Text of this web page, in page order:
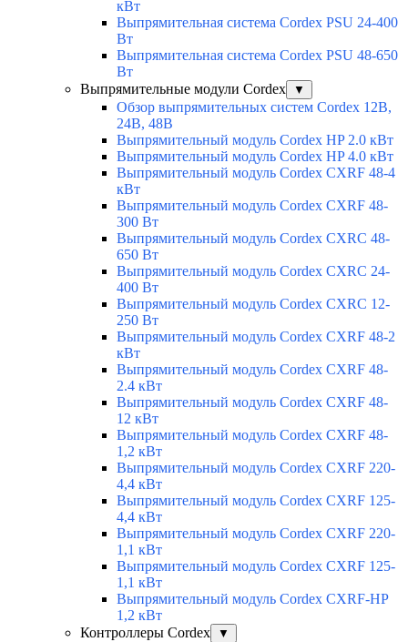
кВт
Выпрямительная система Cordex PSU 24-400
Вт
Выпрямительная система Cordex PSU 48-650
Вт
Выпрямительные модули Cordex
▼
Обзор выпрямительных систем Cordex 12В,
24В, 48В
Выпрямительный модуль Cordex HP 2.0 кВт
Выпрямительный модуль Cordex HP 4.0 кВт
Выпрямительный модуль Cordex CXRF 48-4
кВт
Выпрямительный модуль Cordex CXRF 48-
300 Вт
Выпрямительный модуль Cordex CXRС 48-
650 Вт
Выпрямительный модуль Cordex CXRС 24-
400 Вт
Выпрямительный модуль Cordex CXRС 12-
250 Вт
Выпрямительный модуль Cordex CXRF 48-2
кВт
Выпрямительный модуль Cordex CXRF 48-
2.4 кВт
Выпрямительный модуль Cordex CXRF 48-
12 кВт
Выпрямительный модуль Cordex CXRF 48-
1,2 кВт
Выпрямительный модуль Cordex CXRF 220-
4,4 кВт
Выпрямительный модуль Cordex CXRF 125-
4,4 кВт
Выпрямительный модуль Cordex CXRF 220-
1,1 кВт
Выпрямительный модуль Cordex CXRF 125-
1,1 кВт
Выпрямительный модуль Cordex CXRF-HP
1,2 кВт
Контроллеры Cordex
▼